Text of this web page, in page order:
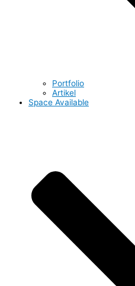
Portfolio
Artikel
Space Available